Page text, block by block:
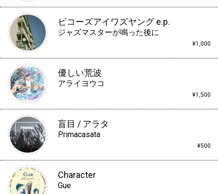
ビコーズアイワズヤング e.p.
ジャズマスターが鳴った後に
¥1,000
優しい荒波
アライヨウコ
¥1,500
盲目 / アラタ
Primacasata
¥500
Character
Gue